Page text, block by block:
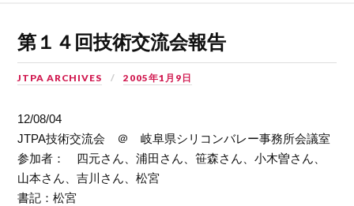
第１４回技術交流会報告
JTPA ARCHIVES 2005年1月9日
12/08/04
JTPA技術交流会 ＠ 岐阜県シリコンバレー事務所会議室
参加者： 四元さん、浦田さん、笹森さん、小木曽さん、
山本さん、吉川さん、松宮
書記：松宮